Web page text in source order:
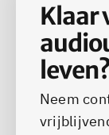
Klaar
Neem